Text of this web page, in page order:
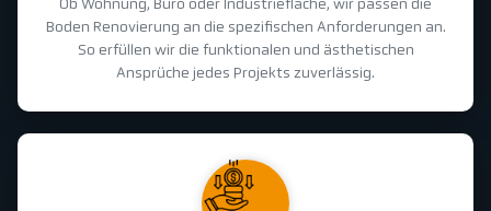
Ob Wohnung, Büro oder Industriefläche, wir passen die
Boden Renovierung an die spezifischen Anforderungen an.
So erfüllen wir die funktionalen und ästhetischen
Ansprüche jedes Projekts zuverlässig.